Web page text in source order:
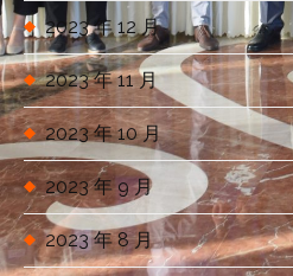
2023 年 12 月
2023 年 11 月
2023 年 10 月
2023 年 9 月
2023 年 8 月